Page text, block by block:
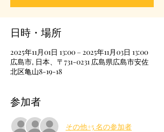
日時・場所
2025年11月01日 13:00 – 2025年11月03日 13:00
広島市, 日本、〒731-0231 広島県広島市安佐
北区亀山8-19-18
参加者
その他+5 名の参加者